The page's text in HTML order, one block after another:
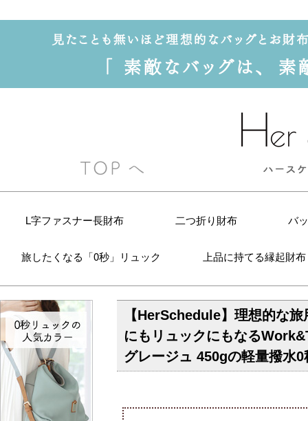
L字ファスナー長財布 二つ折り財布 バ
旅したくなる「0秒」リュック 上品に持てる縁起財布
【HerSchedule】理想的な
にもリュックにもなる
グレージュ 450gの軽量撥水